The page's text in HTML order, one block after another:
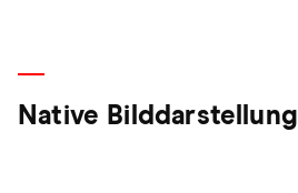
Native Bilddarstellung